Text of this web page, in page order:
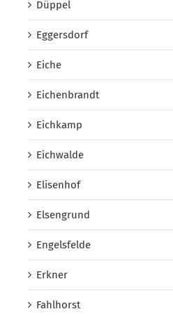
Düppel
Eggersdorf
Eiche
Eichenbrandt
Eichkamp
Eichwalde
Elisenhof
Elsengrund
Engelsfelde
Erkner
Fahlhorst